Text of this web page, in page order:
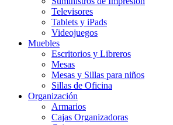
Televisores
Tablets y iPads
Videojuegos
Muebles
Escritorios y Libreros
Mesas
Mesas y Sillas para niños
Sillas de Oficina
Organización
Armarios
Cajas Organizadoras